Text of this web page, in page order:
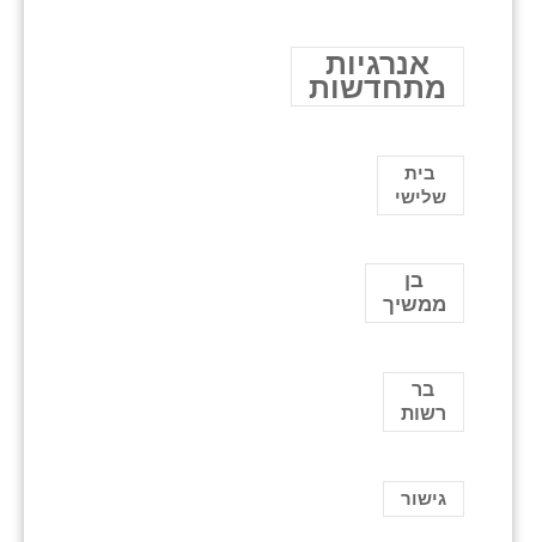
אנרגיות
מתחדשות
בית
שלישי
בן
ממשיך
בר
רשות
גישור